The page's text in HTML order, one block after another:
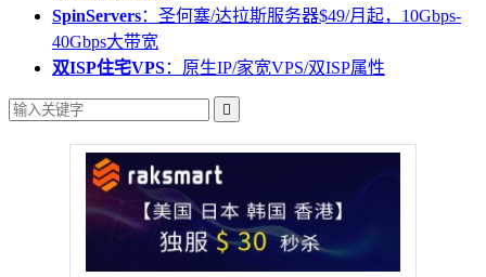
SpinServers：圣何塞/达拉斯服务器$49/月起，10Gbps-
40Gbps大带宽
双ISP住宅VPS：原生IP/家宽VPS/双ISP属性
